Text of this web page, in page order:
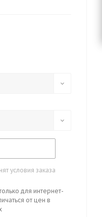
условия заказа
для интернет-
от цен в